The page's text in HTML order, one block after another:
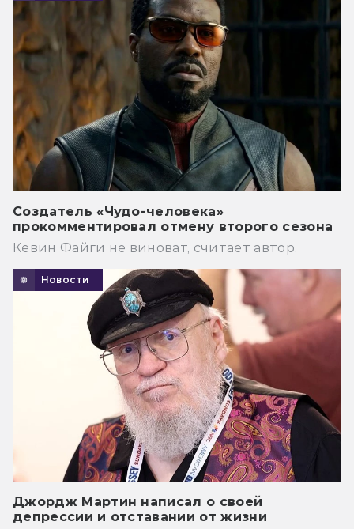
Создатель «Чудо-человека»
прокомментировал отмену второго сезона
Кевин Файги не виноват, считает автор.
Новости
Джордж Мартин написал о своей
депрессии и отставании от жизни